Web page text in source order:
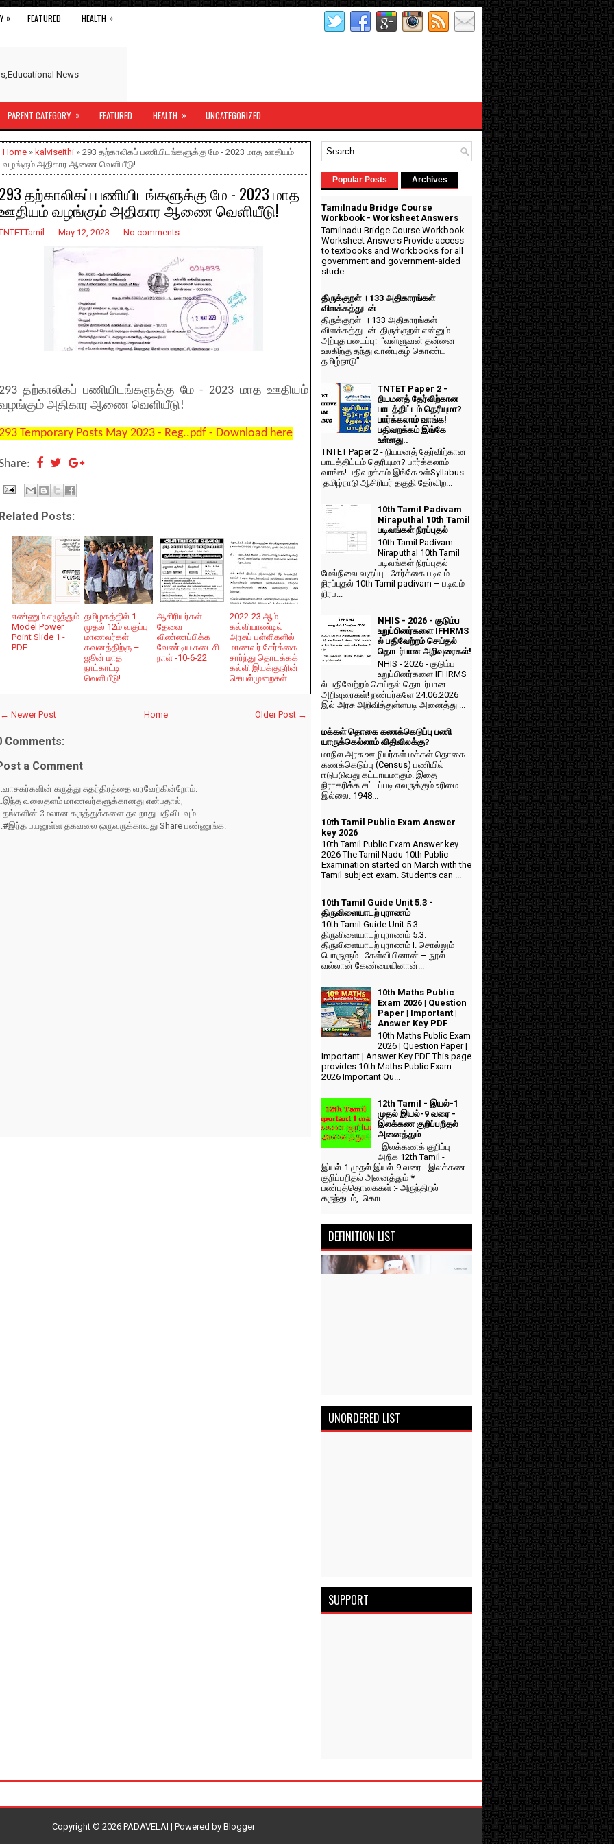
» FEATURED HEALTH »
News
PARENT CATEGORY » FEATURED HEALTH » UNCATEGORIZED
Home » kalviseithi » 293 தற்காலிகப் பணியிடங்களுக்கு மே - 2023 மாத ஊதியம்
வழங்கும் அதிகார ஆணை வெளியீடு!
தற்காலிகப் பணியிடங்களுக்கு மே - 2023 மாத
வழங்கும் அதிகார ஆணை வெளியீடு!
May 12, 2023 No comments
தற்காலிகப் பணியிடங்களுக்கு மே - 2023 மாத ஊதியம்
அதிகார ஆணை வெளியீடு!
Temporary Posts May 2023 - Reg..pdf - Download here
Posts:
எண்ணும் எழுத்தும்
Model Power
Point Slide 1 -
PDF
தமிழகத்தில் 1
முதல் 12ம் வகுப்பு
மாணவர்கள்
கவனத்திற்கு –
ஜூன் மாத
நாட்காட்டி
வெளியீடு!
ஆசிரியர்கள்
தேவை
விண்ணப்பிக்க
வேண்டிய கடைசி
நாள் -10-6-22
2022-23 ஆம்
கல்வியாண்டில்
அரசுப் பள்ளிகளில்
மாணவர் சேர்க்கை
சார்ந்து தொடக்கக்
கல்வி இயக்குநரின்
செயல்முறைகள்.
← Newer Post Older Post →
Home
Comments:
a Comment
கருத்து சுதந்திரத்தை வரவேற்கின்றோம்.
வலைதளம் மாணவர்களுக்கானது என்பதால்,
மேலான கருத்துக்களை தவறாது பதிவிடவும்.
பயனுள்ள தகவலை ஒருவருக்காவது Share பண்ணுங்க.
Popular Posts Archives
Tamilnadu Bridge Course
Workbook - Worksheet Answers
Tamilnadu Bridge Course Workbook -
Worksheet Answers Provide access
to textbooks and Workbooks for all
government and government-aided
stude...
திருக்குறள் । 133 அதிகாரங்கள்
விளக்கத்துடன்
திருக்குறள் । 133 அதிகாரங்கள்
விளக்கத்துடன் திருக்குறள் என்னும்
அற்புத படைப்பு: “வள்ளுவன் தன்னை
உலகிற்கு தந்து வான்புகழ் கொண்ட
தமிழ்நாடு”...
TNTET Paper 2 -
நியமனத் தேர்விற்கான
பாடத்திட்டம் தெரியுமா?
பார்க்கலாம் வாங்க!
பதிவறக்கம் இங்கே
உள்ளது..
TNTET Paper 2 - நியமனத் தேர்விற்கான
பாடத்திட்டம் தெரியுமா? பார்க்கலாம்
வாங்க! பதிவறக்கம் இங்கே உள்Syllabus
தமிழ்நாடு ஆசிரியர் தகுதி தேர்விற...
10th Tamil Padivam
Niraputhal 10th Tamil
படிவங்கள் நிரப்புதல்
10th Tamil Padivam
Niraputhal 10th Tamil
படிவங்கள் நிரப்புதல்
மேல்நிலை வகுப்பு - சேர்க்கை படிவம்
நிரப்புதல் 10th Tamil padivam – படிவம்
நிரப...
NHIS - 2026 - குடும்ப
உறுப்பினர்களை IFHRMS
ல் பதிவேற்றம் செய்தல்
தொடர்பான அறிவுரைகள்!
NHIS - 2026 - குடும்ப
உறுப்பினர்களை IFHRMS
ல் பதிவேற்றம் செய்தல் தொடர்பான
அறிவுரைகள்! நண்பர்களே 24.06.2026
இல் அரசு அறிவித்துள்ளபடி அனைத்து ...
மக்கள் தொகை கணக்கெடுப்பு பணி
யாருக்கெல்லாம் விதிவிலக்கு?
மாநில அரசு ஊழியர்கள் மக்கள் தொகை
கணக்கெடுப்பு (Census) பணியில்
ஈடுபடுவது கட்டாயமாகும். இதை
நிராகரிக்க சட்டப்படி எவருக்கும் உரிமை
இல்லை. 1948...
10th Tamil Public Exam Answer
key 2026
10th Tamil Public Exam Answer key
2026 The Tamil Nadu 10th Public
Examination started on March with the
Tamil subject exam. Students can ...
10th Tamil Guide Unit 5.3 -
திருவிளையாடற் புராணம்
10th Tamil Guide Unit 5.3 -
திருவிளையாடற் புராணம் 5.3.
திருவிளையாடற் புராணம் I. சொல்லும்
பொருளும் : கேள்வியினான் – நூல்
வல்லான் கேண்மையினான்...
10th Maths Public
Exam 2026 | Question
Paper | Important |
Answer Key PDF
10th Maths Public Exam
2026 | Question Paper |
Important | Answer Key PDF This page
provides 10th Maths Public Exam
2026 Important Qu...
12th Tamil - இயல்-1
முதல் இயல்-9 வரை -
இலக்கண குறிப்பறிதல்
அனைத்தும்
இலக்கணக் குறிப்பு
அறிக 12th Tamil -
இயல்-1 முதல் இயல்-9 வரை - இலக்கண
குறிப்பறிதல் அனைத்தும் *
பண்புத்தொகைகள் :- அருந்திறல்
கருந்தடம், கொட...
DEFINITION LIST
UNORDERED LIST
SUPPORT
Copyright © 2026 PADAVELAI | Powered by Blogger